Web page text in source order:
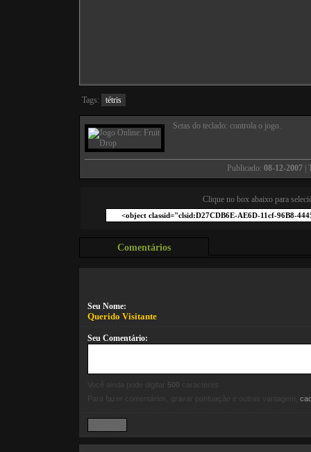
Tags: tétris
Setas do teclado: controla o jogo.
Publicado: 08-12-2007 |
Clique no box abaixo para
Comentários
Seu Nome:
Querido Visitante
Seu Comentário:
500
Para fazer comentários, gravar pontuação e outras vantagem,